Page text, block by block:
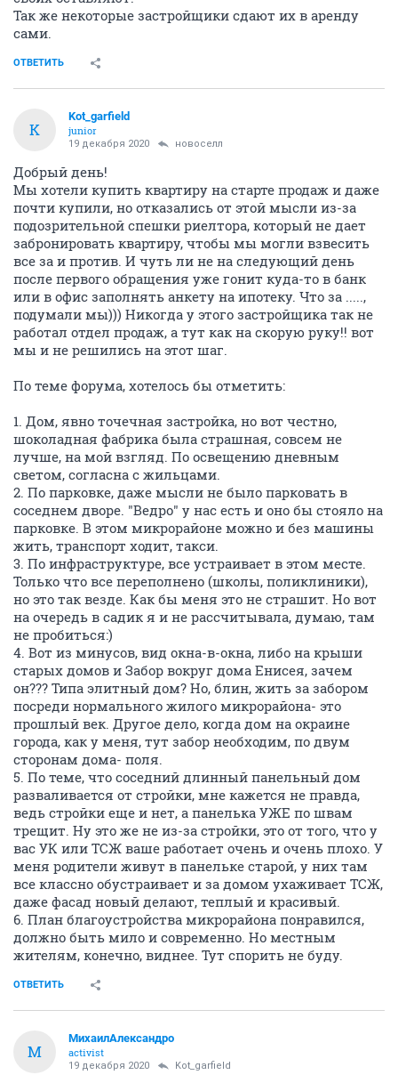
Так же некоторые застройщики сдают их в аренду
сами.
ОТВЕТИТЬ
K
Kot_garfield
junior
19 декабря 2020 новоселл
Добрый день!
Мы хотели купить квартиру на старте продаж и даже
почти купили, но отказались от этой мысли из-за
подозрительной спешки риелтора, который не дает
забронировать квартиру, чтобы мы могли взвесить
все за и против. И чуть ли не на следующий день
после первого обращения уже гонит куда-то в банк
или в офис заполнять анкету на ипотеку. Что за .....,
подумали мы))) Никогда у этого застройщика так не
работал отдел продаж, а тут как на скорую руку!! вот
мы и не решились на этот шаг.
По теме форума, хотелось бы отметить:
1. Дом, явно точечная застройка, но вот честно,
шоколадная фабрика была страшная, совсем не
лучше, на мой взгляд. По освещению дневным
светом, согласна с жильцами.
2. По парковке, даже мысли не было парковать в
соседнем дворе. "Ведро" у нас есть и оно бы стояло на
парковке. В этом микрорайоне можно и без машины
жить, транспорт ходит, такси.
3. По инфраструктуре, все устраивает в этом месте.
Только что все переполнено (школы, поликлиники),
но это так везде. Как бы меня это не страшит. Но вот
на очередь в садик я и не рассчитывала, думаю, там
не пробиться:)
4. Вот из минусов, вид окна-в-окна, либо на крыши
старых домов и Забор вокруг дома Енисея, зачем
он??? Типа элитный дом? Но, блин, жить за забором
посреди нормального жилого микрорайона- это
прошлый век. Другое дело, когда дом на окраине
города, как у меня, тут забор необходим, по двум
сторонам дома- поля.
5. По теме, что соседний длинный панельный дом
разваливается от стройки, мне кажется не правда,
ведь стройки еще и нет, а панелька УЖЕ по швам
трещит. Ну это же не из-за стройки, это от того, что у
вас УК или ТСЖ ваше работает очень и очень плохо. У
меня родители живут в панельке старой, у них там
все классно обустраивает и за домом ухаживает ТСЖ,
даже фасад новый делают, теплый и красивый.
6. План благоустройства микрорайона понравился,
должно быть мило и современно. Но местным
жителям, конечно, виднее. Тут спорить не буду.
ОТВЕТИТЬ
М
МихаилАлександро
activist
19 декабря 2020 Kot_garfield